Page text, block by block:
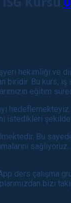
hekimliği ve
biridir. Bu kurs,
istedikleri
Bu
ders
bizi